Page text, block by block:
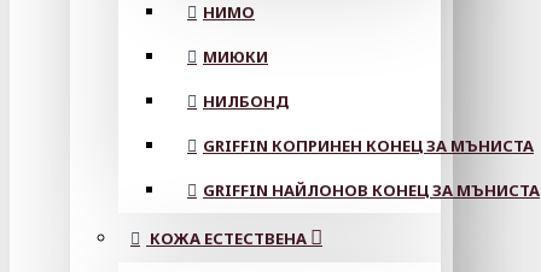
НИМО
МИЮКИ
НИЛБОНД
GRIFFIN КОПРИНЕН КОНЕЦ ЗА МЪНИСТА
GRIFFIN НАЙЛОНОВ КОНЕЦ ЗА МЪНИСТА
КОЖА ЕСТЕСТВЕНА